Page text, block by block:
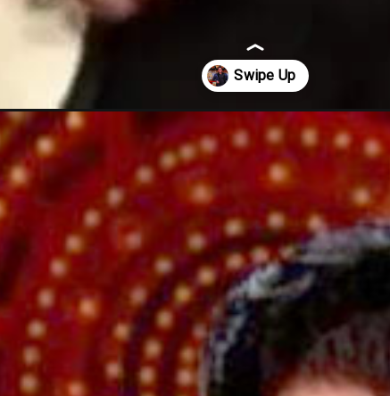
rs-1000-crore-for-hosting-bigg-boss-16/57822/